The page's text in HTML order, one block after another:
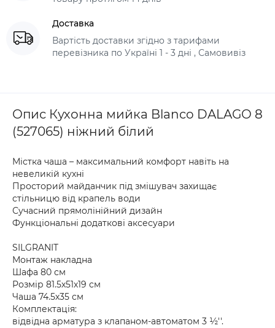
Доставка
Вартість доставки згідно з тарифами
перевізника по Україні 1 - 3 дні , Самовивіз
Опис Кухонна мийка Blanco DALAGO 8
(527065) ніжний білий
Містка чаша – максимальний комфорт навіть на
невеликій кухні
Просторий майданчик під змішувач захищає
стільницю від крапель води
Сучасний прямолінійний дизайн
Функціональні додаткові аксесуари
SILGRANIT
Монтаж накладна
Шафа 80 см
Розмір 81.5х51х19 см
Чаша 74.5х35 см
Комплектація:
відвідна арматура з клапаном-автоматом 3 ½''.